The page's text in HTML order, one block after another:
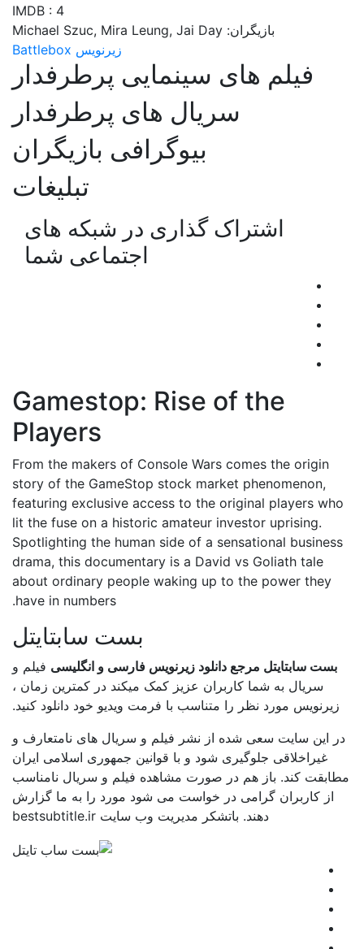
فیلم های سینمایی پرطرفدار
سریال های پرطرفدار
بیوگرافی بازیگران
تبلیغات
IMDB : 4
بازیگران: Michael Szuc, Mira Leung, Jai Day
زیرنویس Battlebox
اشتراک گذاری در شبکه های
اجتماعی شما
Gamestop: Rise of the
Players
From the makers of Console Wars comes the origin
story of the GameStop stock market phenomenon,
featuring exclusive access to the original players who
lit the fuse on a historic amateur investor uprising.
Spotlighting the human side of a sensational business
drama, this documentary is a David vs Goliath tale
about ordinary people waking up to the power they
have in numbers.
بست سابتایتل
بست سابتایتل مرجع دانلود زیرنویس فارسی و انگلیسی فیلم و
سریال به شما کاربران عزیز کمک میکند در کمترین زمان ،
زیرنویس مورد نظر را متناسب با فرمت ویدیو خود دانلود کنید.
در این سایت سعی شده از نشر فیلم و سریال های نامتعارف و
غیراخلاقی جلوگیری شود و با قوانین جمهوری اسلامی ایران
مطابقت کند. باز هم در صورت مشاهده فیلم و سریال نامناسب
از کاربران گرامی در خواست می شود مورد را به ما گزارش
دهند. باتشکر مدیریت وب سایت bestsubtitle.ir